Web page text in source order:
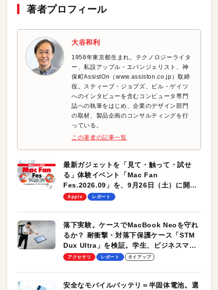
著者プロフィール
大谷和利
1958年東京都生まれ。テクノロジーライタ
ー、私設アップル・エバンジェリスト、神
保町AssistOn（www.assiston.co.jp）取締
役。スティーブ・ジョブズ、ビル・ゲイツ
へのインタビューを含むコンピュータ専門
誌への執筆をはじめ、企業のデザイン部門
の取材、製品企画のコンサルティングを行
っている。
この著者の記事一覧
最新ガジェットを「見て・触って・試せ
る」体験イベント「Mac Fan
Fes.2026.09」を、9月26日（土）に開催
します！
Apple レポート
落下実験。ケースでMacBook Neoを守れ
るか？ 耐衝撃・対落下保護ケース「STM
Dux Ultra」を検証。学生、ビジネスマン
のモバイルユースに最適！
アクセサリ レポート タイアップ
安全なモバイルバッテリ＝半固体電池。選